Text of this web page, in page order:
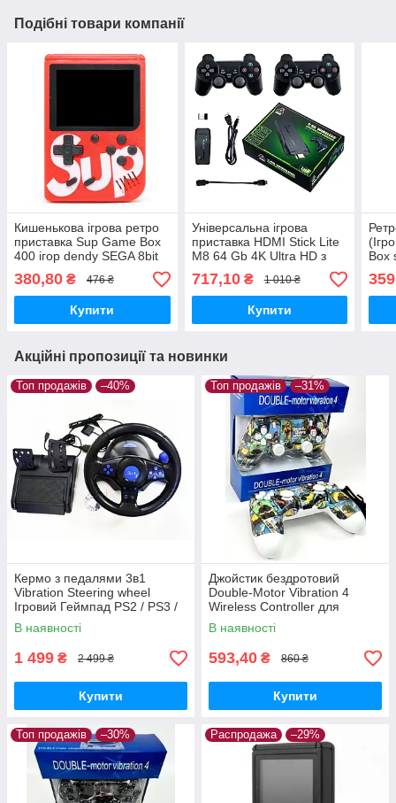
Подібні товари компанії
Кишенькова ігрова ретро
приставка Sup Game Box
400 ігор dendy SEGA 8bit
червона
380,80 ₴ 476 ₴
Купити
Універсальна ігрова
приставка HDMI Stick Lite
M8 64 Gb 4K Ultra HD з
бездротовими
джойстиками 10000 ігор
717,10₴ 1 010 ₴
Купити
Box
Акційні пропозиції та новинки
Топ продажів –40%
Кермо з педалями 3в1
Vibration Steering wheel
Ігровий Геймпад PS2 / PS3 /
PC
В наявності
1 499 ₴ 2 499 ₴
Купити
Топ продажів –31%
Джойстик бездротовий
Double-Motor Vibration 4
Wireless Controller для
PS4/PC Grand theft Auto
В наявності
593,40 ₴ 860 ₴
Купити
Топ продажів –30% Распродажа –29%